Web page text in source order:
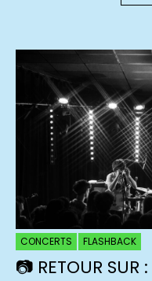
CONCERTS FLASHBACK
📷 RETOUR SUR